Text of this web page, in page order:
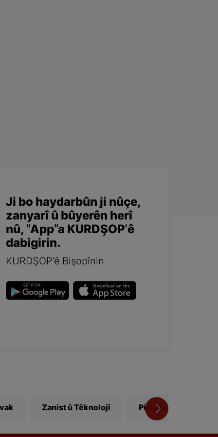
Ji bo haydarbûn ji nûçe,
zanyarî û bûyerên herî
nû, "App"a KURDŞOP'ê
dabigirin.
KURDŞOP'ê Bişopînin
Zanist û Têknolojî Pirtûkxane